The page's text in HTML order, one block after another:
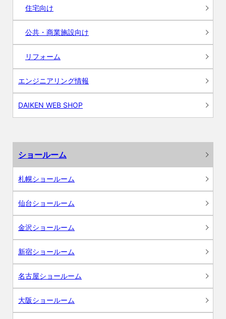
住宅向け
公共・商業施設向け
リフォーム
エンジニアリング情報
DAIKEN WEB SHOP
ショールーム
札幌ショールーム
仙台ショールーム
金沢ショールーム
新宿ショールーム
名古屋ショールーム
大阪ショールーム